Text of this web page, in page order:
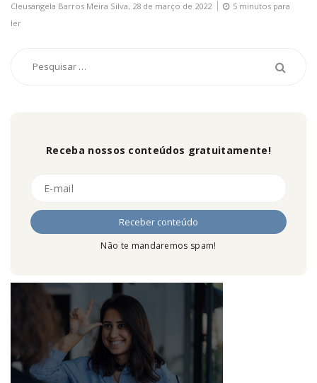
Cleusangela Barros Meira Silva, 28 de março de 2022
5 minutos para
ler
Receba nossos conteúdos gratuitamente!
Não te mandaremos spam!